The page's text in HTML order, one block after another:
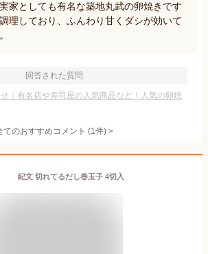
家としても有名な築地丸武の卵焼きです
理しており、ふんわり甘くダシが効いて
回答された質問
｜有名店や寿司屋の人気商品など！人気の卵焼
てのおすすめコメント (1件) >
紀文 切れてるだし巻玉子 4切入